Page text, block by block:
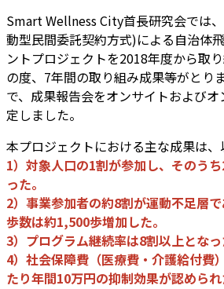
Smart Wellness City首長研究会では
動型民間委託契約方式)による自治体
ントプロジェクトを2018年度から取
の度、7年間の取り組み成果等がとり
で、成果報告会をオンサイトおよび
定しました。
本プロジェクトにおける主な成果は、
1）対象人口の1割が参加し、そのう
った。
2）事業参加者の約8割が運動不足層
歩数は約1,500歩増加した。
3）プログラム継続率は8割以上となっ
4）社会保障費（医療費・介護給付費
たり年間10万円の抑制効果が認められ